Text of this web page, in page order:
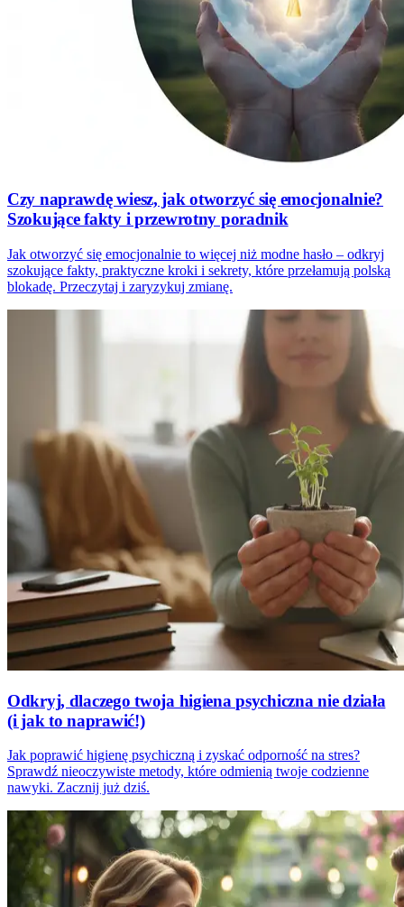
Czy naprawdę wiesz, jak otworzyć się emocjonalnie?
Szokujące fakty i przewrotny poradnik
Jak otworzyć się emocjonalnie to więcej niż modne hasło – odkryj
szokujące fakty, praktyczne kroki i sekrety, które przełamują polską
blokadę. Przeczytaj i zaryzykuj zmianę.
Odkryj, dlaczego twoja higiena psychiczna nie działa
(i jak to naprawić!)
Jak poprawić higienę psychiczną i zyskać odporność na stres?
Sprawdź nieoczywiste metody, które odmienią twoje codzienne
nawyki. Zacznij już dziś.